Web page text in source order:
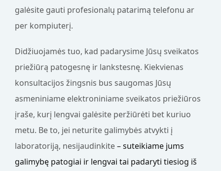
galėsite gauti profesionalų patarimą telefonu ar
per kompiuterį.
Didžiuojamės tuo, kad padarysime Jūsų sveikatos
priežiūrą patogesnę ir lankstesnę. Kiekvienas
konsultacijos žingsnis bus saugomas Jūsų
asmeniniame elektroniniame sveikatos priežiūros
įraše, kurį lengvai galėsite peržiūrėti bet kuriuo
metu. Be to, jei neturite galimybės atvykti į
laboratoriją, nesijaudinkite– suteikiame jums
galimybę patogiai ir lengvai tai padaryti tiesiog iš